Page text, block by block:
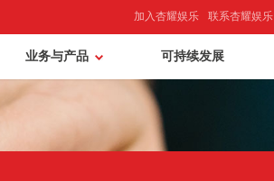
联系杏耀娱乐
加入杏耀娱乐
可持续发展
业务与产品